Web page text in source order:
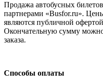
Продажа автобусных
партнерами «Busfor.ru».
являются публичной
Окончательную сумму
заказа.
Способы оплаты